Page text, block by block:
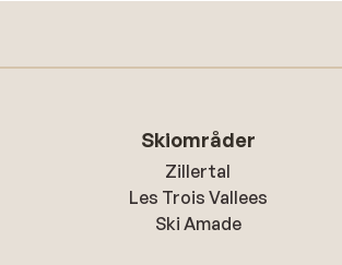
Skiområder
Zillertal
Les Trois Vallees
Ski Amade